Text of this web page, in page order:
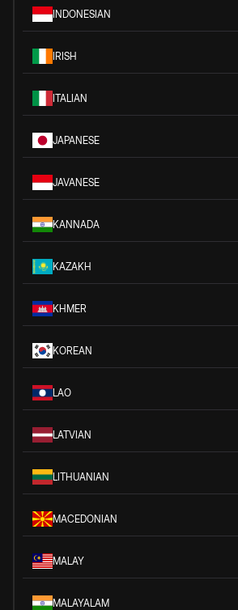
INDONESIAN
IRISH
ITALIAN
JAPANESE
JAVANESE
KANNADA
KAZAKH
KHMER
KOREAN
LAO
LATVIAN
LITHUANIAN
MACEDONIAN
MALAY
MALAYALAM